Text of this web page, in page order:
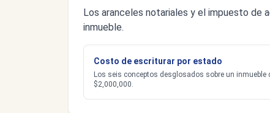
Los aranceles notariales y el impuesto de
inmueble.
Costo de escriturar por estado
Los seis conceptos desglosados sobre un inmueble
$2,000,000.